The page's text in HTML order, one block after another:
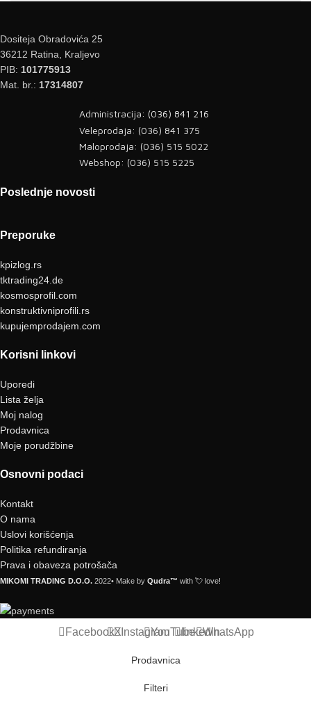
Dositeja Obradovića 25
36212 Ratina, Kraljevo
PIB: 101775913
Mat. br.: 17314807
Administracija: (036) 841 216
Veleprodaja: (036) 841 375
Maloprodaja: (036) 515 5022
Webshop: (036) 515 5225
Poslednje novosti
Preporuke
kpizlog.rs
tktrading24.de
kosmosprofil.com
konstruktivniprofili.rs
kupujemprodajem.com
Korisni linkovi
Uporedi
Lista želja
Moj nalog
Prodavnica
Moje porudžbine
Osnovni podaci
Kontakt
O nama
Uslovi korišćenja
Politika refundiranja
Prava i obaveza potrošača
MIKOMI TRADING D.O.O. 2022• Make by Qudra™ with 💘 love!
FacebookX InstagramYouTubelinkedinWhatsApp
Prodavnica
Filteri